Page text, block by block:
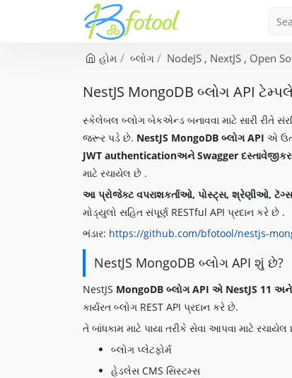
હોમ બ્લોગ NodeJS NextJS Open
NestJS MongoDB બ્લોગ API
સ્કેલેબલ બ્લોગ બેકએન્ડ બનાવવા માટે સારી રીતે
જરૂર પડે છે. NestJS MongoDB બ્લોગ API એ
JWT authenticationઅને Swagger
માટે રચાયેલ છે .
આ પ્રોજેક્ટ વપરાશકર્તાઓ, પોસ્ટ્સ, શ્રેણીઓ,
મોડ્યુલો સહિત સંપૂર્ણ RESTful API પ્રદાન કરે છે .
ભંડાર: https://github.com/bfotool/nestjs-
NestJS MongoDB બ્લોગ API શું છે?
NestJS MongoDB બ્લોગ API એ NestJS 11
કાર્યરત બ્લોગ REST API પ્રદાન કરે છે.
તે બાંધકામ માટે પાયા તરીકે સેવા આપવા માટે રચાયેલ
બ્લોગ પ્લેટફોર્મ
હેડલેસ CMS સિસ્ટમ્સ